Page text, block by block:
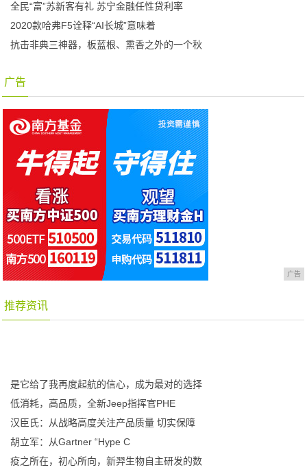
全民“富”苏新客有礼 苏宁金融任性贷利率
2020款哈弗F5诠释“AI长城”意味着
抗击非典三神器，板蓝根、熏香之外的一个秋
广告
广告
推荐资讯
是它给了我再度起航的信心，成为最对的选择
低消耗，高品质，全新Jeep指挥官PHE
汉臣氏：从战略高度关注产品质量 切实保障
胡立军：从Gartner “Hype C
疫之所在，初心所向，新羿生物自主研发的数